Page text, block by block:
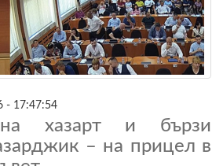
- 17:47:54
на хазарт и бързи
– на прицел в